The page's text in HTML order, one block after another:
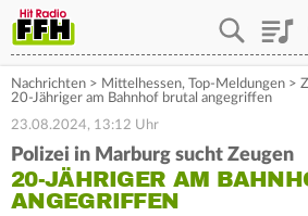
Nachrichten > Mittelhessen, Top-Meldungen >
20-Jähriger am Bahnhof brutal angegriffen
23.08.2024, 13:12 Uhr
Polizei in Marburg sucht Zeugen
20-JÄHRIGER AM
ANGEGRIFFEN